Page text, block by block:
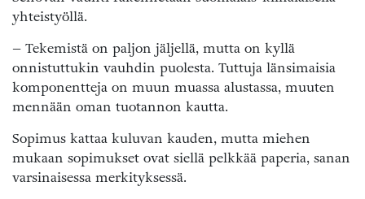
yhteistyöllä.
– Tekemistä on paljon jäljellä, mutta on kyllä
onnistuttukin vauhdin puolesta. Tuttuja länsimaisia
komponentteja on muun muassa alustassa, muuten
mennään oman tuotannon kautta.
Sopimus kattaa kuluvan kauden, mutta miehen
mukaan sopimukset ovat siellä pelkkää paperia, sanan
varsinaisessa merkityksessä.